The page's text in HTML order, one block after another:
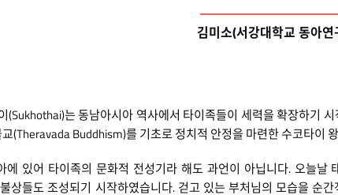
김미소(서강대학교 동아연
(Sukhothai)는 동남아시아 역사에서 타이족들이 세력을 확장하기
(Theravada Buddhism)를 기초로 정치적 안정을 마련한 수코타이
에 있어 타이족의 문화적 전성기라 해도 과언이 아닙니다. 오늘
상들도 조성되기 시작하였습니다. 걷고 있는 부처님의 모습을